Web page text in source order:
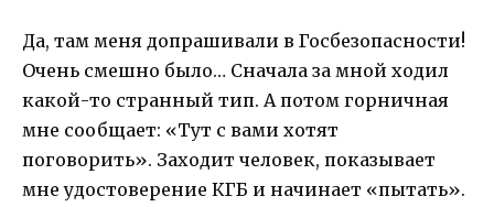
Да, там меня допрашивали в Госбезопасности!
Очень смешно было… Сначала за мной ходил
какой-то странный тип. А потом горничная
мне сообщает: «Тут с вами хотят
поговорить». Заходит человек, показывает
мне удостоверение КГБ и начинает «пытать».